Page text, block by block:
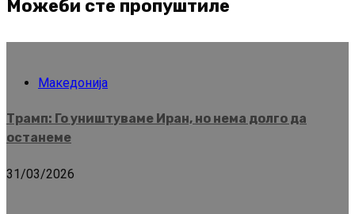
Можеби сте пропуштиле
Македонија
Трамп: Го уништуваме Иран, но нема долго да
останеме
31/03/2026